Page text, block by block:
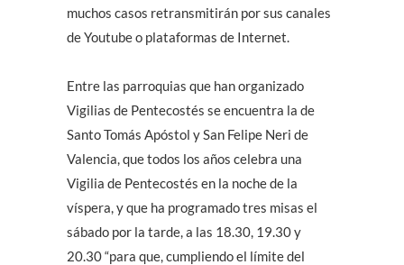
muchos casos retransmitirán por sus canales
de Youtube o plataformas de Internet.
Entre las parroquias que han organizado
Vigilias de Pentecostés se encuentra la de
Santo Tomás Apóstol y San Felipe Neri de
Valencia, que todos los años celebra una
Vigilia de Pentecostés en la noche de la
víspera, y que ha programado tres misas el
sábado por la tarde, a las 18.30, 19.30 y
20.30 “para que, cumpliendo el límite del